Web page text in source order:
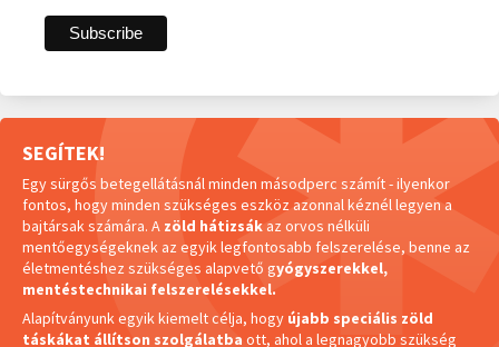
SEGÍTEK!
Egy sürgős betegellátásnál minden másodperc számít - ilyenkor
fontos, hogy minden szükséges eszköz azonnal kéznél legyen a
bajtársak számára. A zöld hátizsákaz orvos nélküli
mentőegységeknek az egyik legfontosabb felszerelése, benne az
életmentéshez szükséges alapvető gyógyszerekkel,
mentéstechnikai felszerelésekkel.
Alapítványunk egyik kiemelt célja, hogy újabb speciális zöld
táskákat állítson szolgálatba ott, ahol a legnagyobb szükség